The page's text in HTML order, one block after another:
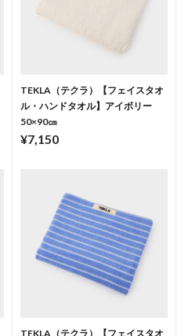
TEKLA（テクラ）【フェイスタオ
ル・ハンドタオル】アイボリー
50×90㎝
¥7,150
TEKLA（テクラ）【フェイスタオ